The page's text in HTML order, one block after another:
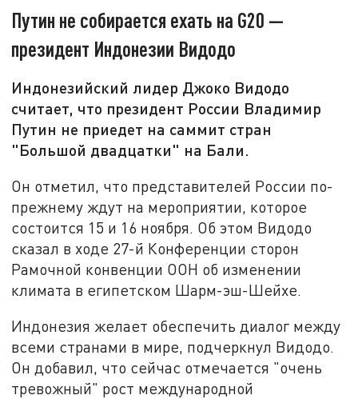
Путин не собирается ехать на G20 —
президент Индонезии Видодо
Индонезийский лидер Джоко Видодо
считает, что президент России Владимир
Путин не приедет на саммит стран
"Большой двадцатки" на Бали.
Он отметил, что представителей России по-
прежнему ждут на мероприятии, которое
состоится 15 и 16 ноября. Об этом Видодо
сказал в ходе 27-й Конференции сторон
Рамочной конвенции ООН об изменении
климата в египетском Шарм-эш-Шейхе.
Индонезия желает обеспечить диалог между
всеми странами в мире, подчеркнул Видодо.
Он добавил, что сейчас отмечается "очень
тревожный" рост международной